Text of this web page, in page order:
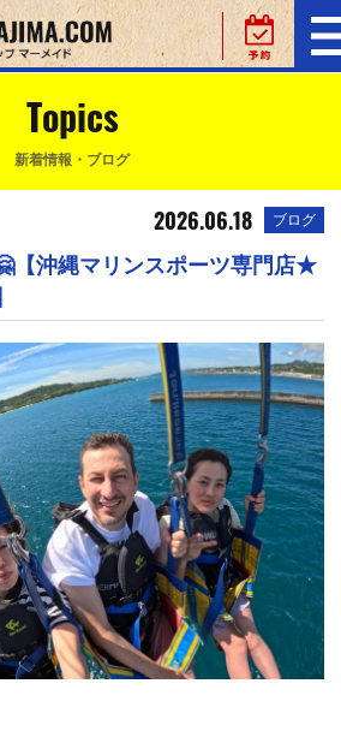
Topics
新着情報・ブログ
2026.06.18 ブログ
【沖縄マリンスポーツ専門店★